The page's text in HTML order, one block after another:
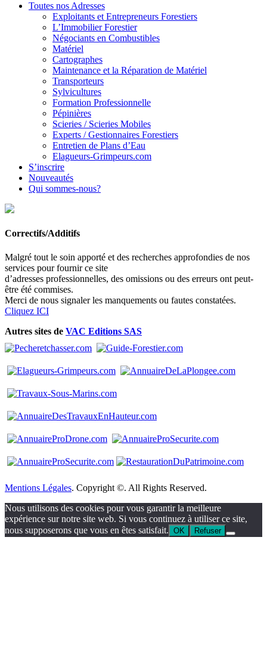
Toutes nos Adresses
Exploitants et Entrepreneurs Forestiers
L’Immobilier Forestier
Négociants en Combustibles
Matériel
Cartographes
Maintenance et la Réparation de Matériel
Transporteurs
Sylvicultures
Formation Professionnelle
Pépinières
Scieries / Scieries Mobiles
Experts / Gestionnaires Forestiers
Entretien de Plans d’Eau
Elagueurs-Grimpeurs.com
S’inscrire
Nouveautés
Qui sommes-nous?
Correctifs/Additifs
Malgré tout le soin apporté et des recherches approfondies de nos
services pour fournir ce site
d’adresses professionnelles, des omissions ou des erreurs ont peut-
être été commises.
Merci de nous signaler les manquements ou fautes constatées.
Cliquez ICI
Autres sites de VAC Editions SAS
Mentions Légales. Copyright ©. All Rights Reserved.
Nous utilisons des cookies pour vous garantir la meilleure
expérience sur notre site web. Si vous continuez à utiliser ce site,
nous supposerons que vous en êtes satisfait. OK Refuser